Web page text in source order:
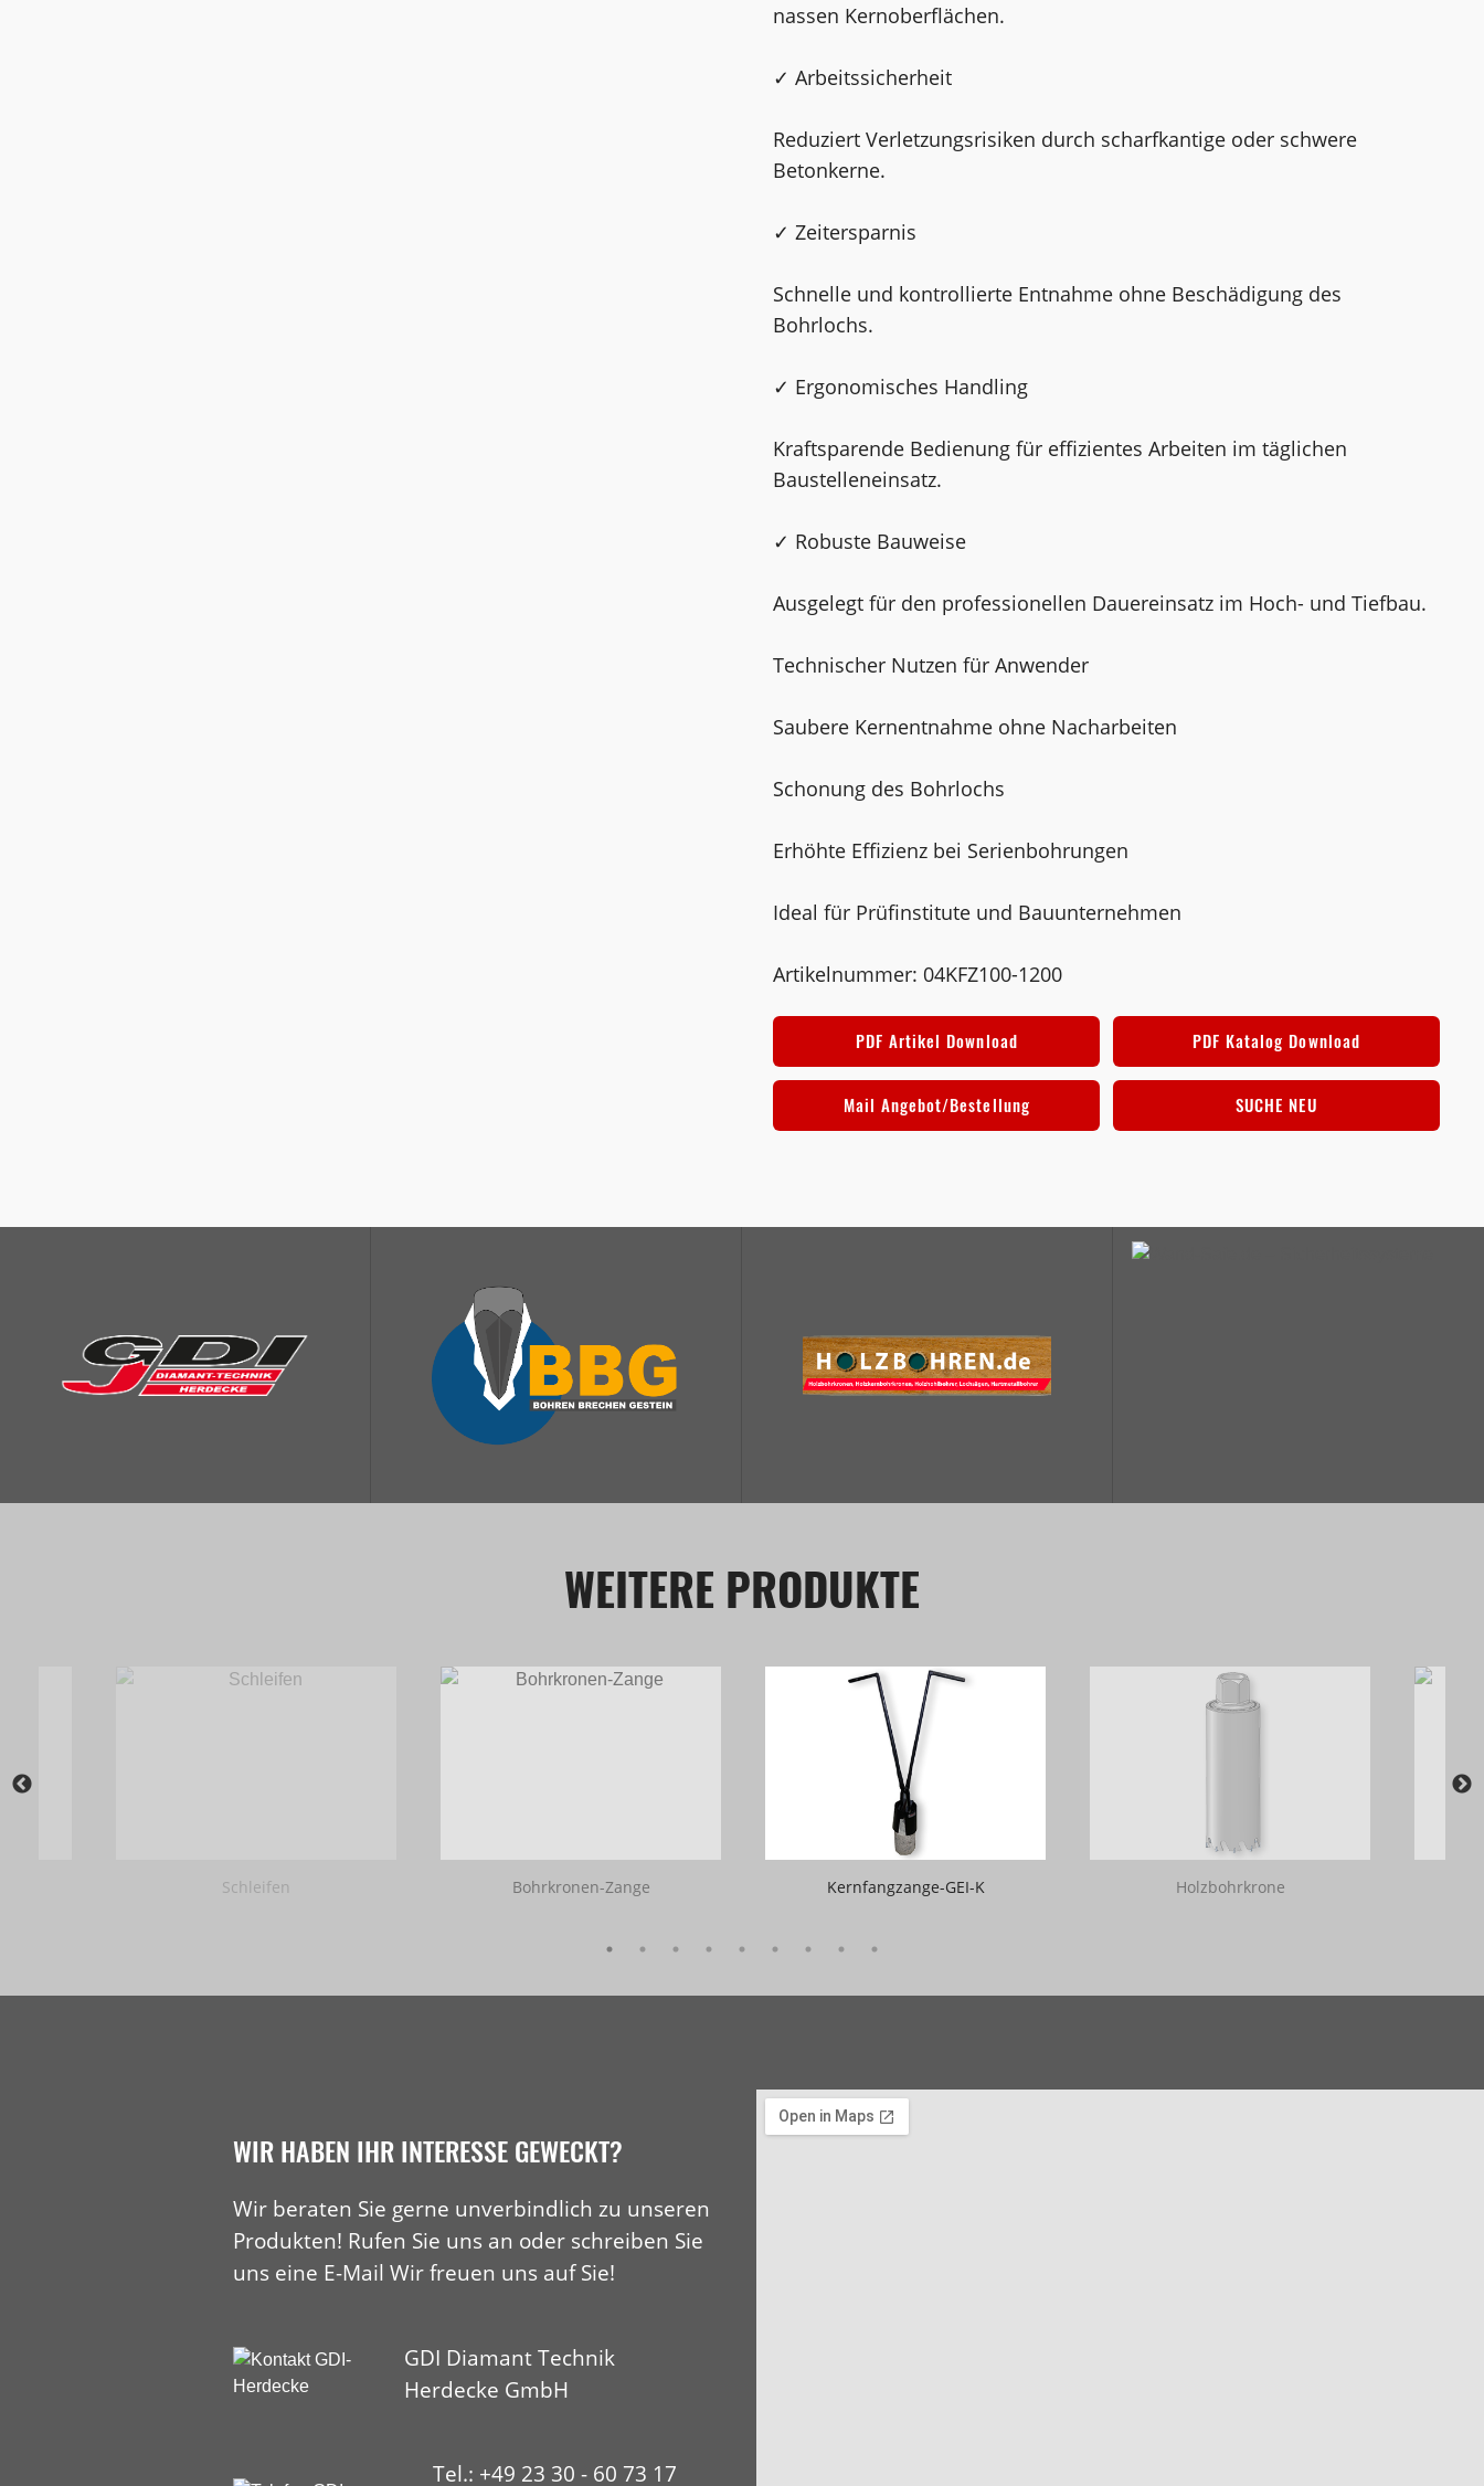
nassen Kernoberflächen.
✓ Arbeitssicherheit
Reduziert Verletzungsrisiken durch scharfkantige oder schwere
Betonkerne.
✓ Zeitersparnis
Schnelle und kontrollierte Entnahme ohne Beschädigung des
Bohrlochs.
✓ Ergonomisches Handling
Kraftsparende Bedienung für effizientes Arbeiten im täglichen
Baustelleneinsatz.
✓ Robuste Bauweise
Ausgelegt für den professionellen Dauereinsatz im Hoch- und Tiefbau.
Technischer Nutzen für Anwender
Saubere Kernentnahme ohne Nacharbeiten
Schonung des Bohrlochs
Erhöhte Effizienz bei Serienbohrungen
Ideal für Prüfinstitute und Bauunternehmen
Artikelnummer: 04KFZ100-1200
PDF Artikel Download PDF Katalog Download
Mail Angebot/Bestellung SUCHE NEU
WEITERE PRODUKTE
Schleifen Bohrkronen-Zange Kernfangzange-GEI-K Holzbohrkrone
WIR HABEN IHR INTERESSE GEWECKT?
Wir beraten Sie gerne unverbindlich zu unseren
Produkten! Rufen Sie uns an oder schreiben Sie
uns eine E-Mail Wir freuen uns auf Sie!
GDI Diamant Technik
Herdecke GmbH
Tel.: +49 23 30 - 60 73 17